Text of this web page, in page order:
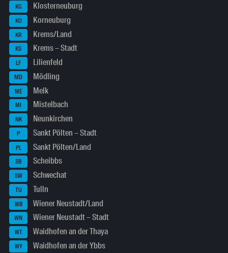
KG Klosterneuburg
KO Korneuburg
KR Krems/Land
KS Krems – Stadt
LF Lilienfeld
MD Mödling
ME Melk
MI Mistelbach
NK Neunkirchen
P Sankt Pölten – Stadt
PL Sankt Pölten/Land
SB Scheibbs
SW Schwechat
TU Tulln
WB Wiener Neustadt/Land
WN Wiener Neustadt – Stadt
WT Waidhofen an der Thaya
WY Waidhofen an der Ybbs